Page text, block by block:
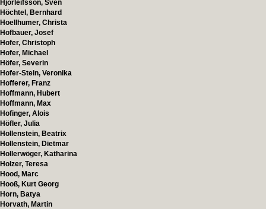
Hjörleifsson, Sven
Höchtel, Bernhard
Hoellhumer, Christa
Hofbauer, Josef
Hofer, Christoph
Hofer, Michael
Höfer, Severin
Hofer-Stein, Veronika
Hofferer, Franz
Hoffmann, Hubert
Hoffmann, Max
Hofinger, Alois
Höfler, Julia
Hollenstein, Beatrix
Hollenstein, Dietmar
Hollerwöger, Katharina
Holzer, Teresa
Hood, Marc
Hooß, Kurt Georg
Horn, Batya
Horvath, Martin